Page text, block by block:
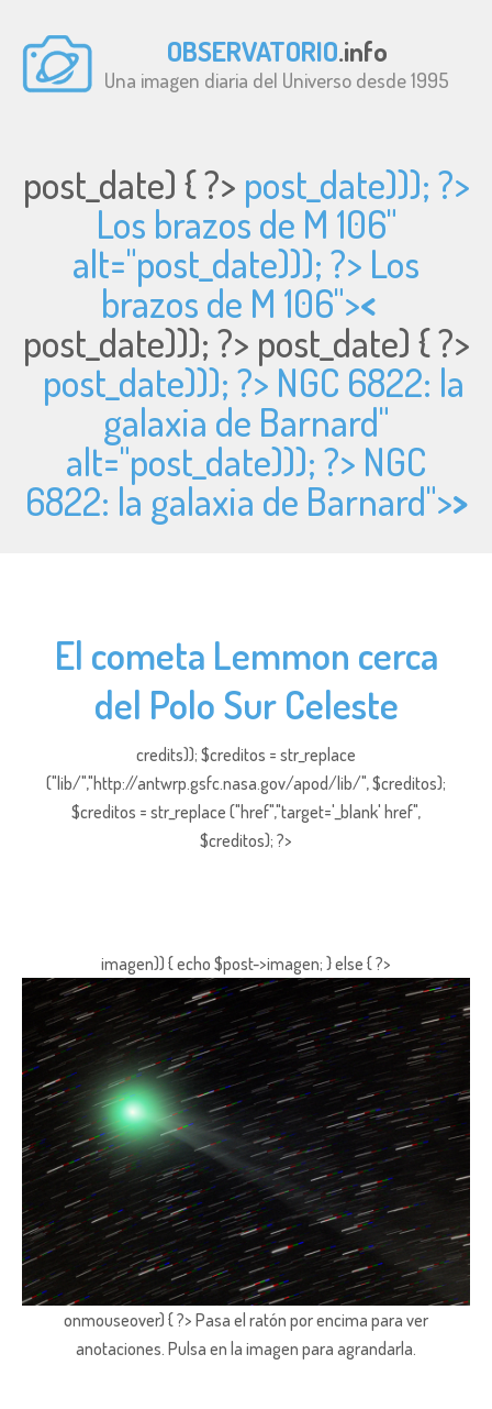
OBSERVATORIO.info
Una imagen diaria del Universo desde 1995
post_date) { ?> post_date))); ?>
Los brazos de M 106"
alt="post_date))); ?> Los
brazos de M 106"><
post_date))); ?> post_date) { ?>
post_date))); ?> NGC 6822: la
galaxia de Barnard"
alt="post_date))); ?> NGC
6822: la galaxia de Barnard">>
El cometa Lemmon cerca
del Polo Sur Celeste
credits)); $creditos = str_replace
("lib/","http://antwrp.gsfc.nasa.gov/apod/lib/", $creditos);
$creditos = str_replace ("href","target='_blank' href",
$creditos); ?>
imagen)) { echo $post->imagen; } else { ?>
onmouseover) { ?> Pasa el ratón por encima para ver
anotaciones. Pulsa en la imagen para agrandarla.